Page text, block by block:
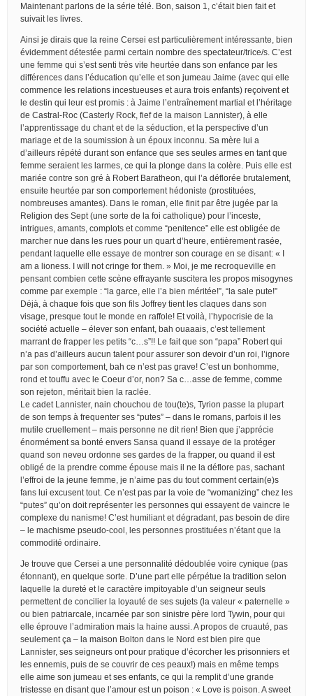
Maintenant parlons de la série télé. Bon, saison 1, c’était bien fait et
suivait les livres.
Ainsi je dirais que la reine Cersei est particulièrement intéressante, bien
évidemment détestée parmi certain nombre des spectateur/trice/s. C’est
une femme qui s’est senti très vite heurtée dans son enfance par les
différences dans l’éducation qu’elle et son jumeau Jaime (avec qui elle
commence les relations incestueuses et aura trois enfants) reçoivent et
le destin qui leur est promis : à Jaime l’entraînement martial et l’héritage
de Castral-Roc (Casterly Rock, fief de la maison Lannister), à elle
l’apprentissage du chant et de la séduction, et la perspective d’un
mariage et de la soumission à un époux inconnu. Sa mère lui a
d’ailleurs répété durant son enfance que ses seules armes en tant que
femme seraient les larmes, ce qui la plonge dans la colère. Puis elle est
mariée contre son gré à Robert Baratheon, qui l’a déflorée brutalement,
ensuite heurtée par son comportement hédoniste (prostituées,
nombreuses amantes). Dans le roman, elle finit par être jugée par la
Religion des Sept (une sorte de la foi catholique) pour l’inceste,
intrigues, amants, complots et comme “penitence” elle est obligée de
marcher nue dans les rues pour un quart d’heure, entièrement rasée,
pendant laquelle elle essaye de montrer son courage en se disant: « I
am a lioness. I will not cringe for them. » Moi, je me recroqueville en
pensant combien cette scène effrayante suscitera les propos misogynes
comme par exemple : “la garce, elle l’a bien méritée!”, “la sale pute!”
Déjà, à chaque fois que son fils Joffrey tient les claques dans son
visage, presque tout le monde en raffole! Et voilà, l’hypocrisie de la
société actuelle – élever son enfant, bah ouaaais, c’est tellement
marrant de frapper les petits “c…s”!! Le fait que son “papa” Robert qui
n’a pas d’ailleurs aucun talent pour assurer son devoir d’un roi, l’ignore
par son comportement, bah ce n’est pas grave! C’est un bonhomme,
rond et touffu avec le Coeur d’or, non? Sa c…asse de femme, comme
son rejeton, méritait bien la raclée.
Le cadet Lannister, nain chouchou de tou(te)s, Tyrion passe la plupart
de son temps à frequenter ses “putes” – dans le romans, parfois il les
mutile cruellement – mais personne ne dit rien! Bien que j’apprécie
énormément sa bonté envers Sansa quand il essaye de la protéger
quand son neveu ordonne ses gardes de la frapper, ou quand il est
obligé de la prendre comme épouse mais il ne la déflore pas, sachant
l’effroi de la jeune femme, je n’aime pas du tout comment certain(e)s
fans lui excusent tout. Ce n’est pas par la voie de “womanizing” chez les
“putes” qu’on doit représenter les personnes qui essayent de vaincre le
complexe du nanisme! C’est humiliant et dégradant, pas besoin de dire
– le machisme pseudo-cool, les personnes prostituées n’étant que la
commodité ordinaire.
Je trouve que Cersei a une personnalité dédoublée voire cynique (pas
étonnant), en quelque sorte. D’une part elle pérpétue la tradition selon
laquelle la dureté et le caractère impitoyable d’un seigneur seuls
permettent de concilier la loyauté de ses sujets (la valeur « paternelle »
ou bien patriarcale, incarnée par son sinistre père lord Tywin, pour qui
elle éprouve l’admiration mais la haine aussi. A propos de cruauté, pas
seulement ça – la maison Bolton dans le Nord est bien pire que
Lannister, ses seigneurs ont pour pratique d’écorcher les prisonniers et
les ennemis, puis de se couvrir de ces peaux!) mais en même temps
elle aime son jumeau et ses enfants, ce qui la remplit d’une grande
tristesse en disant que l’amour est un poison : « Love is poison. A sweet